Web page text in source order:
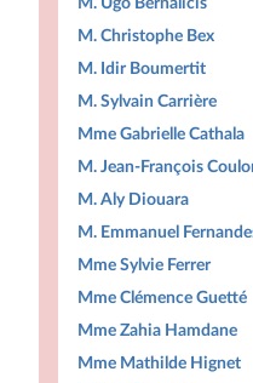
M. Christophe Bex
M. Idir Boumertit
M. Sylvain Carrière
Mme Gabrielle Cathala
M. Jean-François
M. Aly Diouara
M. Emmanuel
Mme Sylvie Ferrer
Mme Clémence Guetté
Mme Zahia Hamdane
Mme Mathilde Hignet